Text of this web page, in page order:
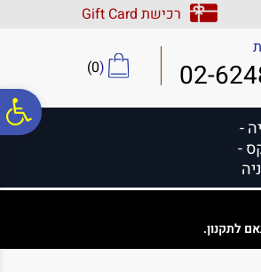
נגישות
אתר
המרכזי
רכישת Gift Card
02-
(
0
)
-
-
לתקנון.